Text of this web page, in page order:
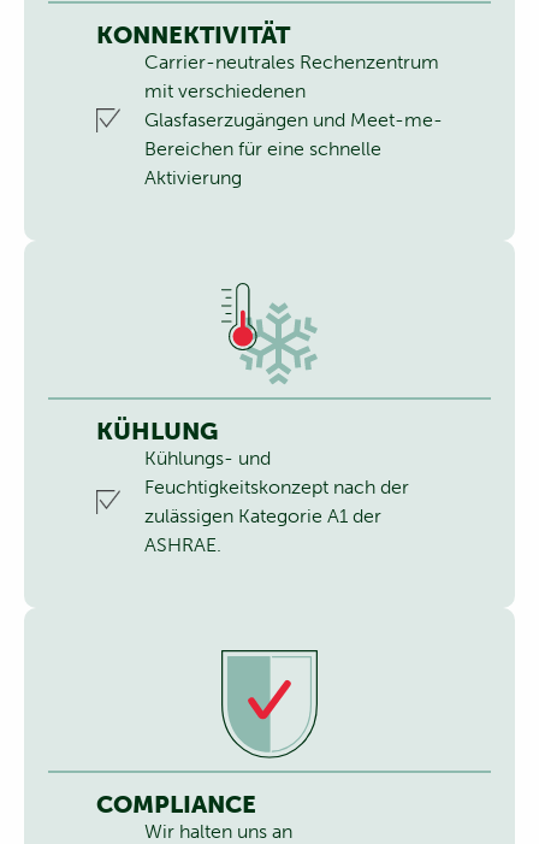
KONNEKTIVITÄT
Carrier-neutrales Rechenzentrum
mit verschiedenen
Glasfaserzugängen und Meet-me-
Bereichen für eine schnelle
Aktivierung
KÜHLUNG
Kühlungs- und
Feuchtigkeitskonzept nach der
zulässigen Kategorie A1 der
ASHRAE.
COMPLIANCE
Wir halten uns an